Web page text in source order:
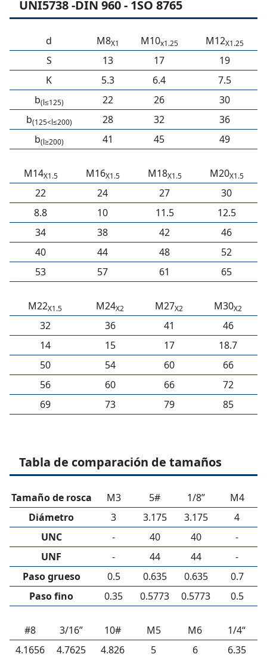
UNI5738 -DIN 960 - 1SO 8765
d M8X1 M10x1.25 M12X1.25
S 13 17
19
K
5.3 6.4
7.5
b(l≤125) 22 26
30
b(125<l≤200) 28 32
36
b(l≥200) 41 45 49
M14X1.5 M16X1.5 M18X1.5 M20X1.5
22 24 27
30
8.8
10 11.5
12.5
34
38 42
46
40
44 48
52
53
57 61 65
M22X1.5 M24X2 M27X2 M30X2
32 36 41
46
14
15 17
18.7
50
54 60
66
56
60 66
72
69
73 79 85
Tabla de comparación de tamaños
Tamaño de rosca M3 5# 1/8”
M4
Diámetro
3 3.175 3.175
4
UNC
- 40 40
-
UNF
- 44 44
-
Paso grueso
0.5 0.635 0.635
0.7
Paso fino
0.35 0.5773 0.5773 0.5
#8 3/16” 10# M5 M6
1/4“
4.1656
4.7625 4.826 5 6
6.35